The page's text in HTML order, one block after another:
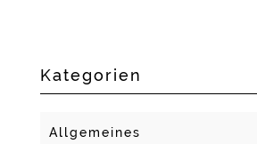
Kategorien
Allgemeines